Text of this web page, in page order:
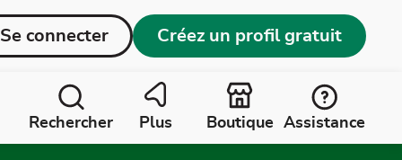
Se connecter Créez un profil gratuit
Rechercher Plus Boutique Assistance